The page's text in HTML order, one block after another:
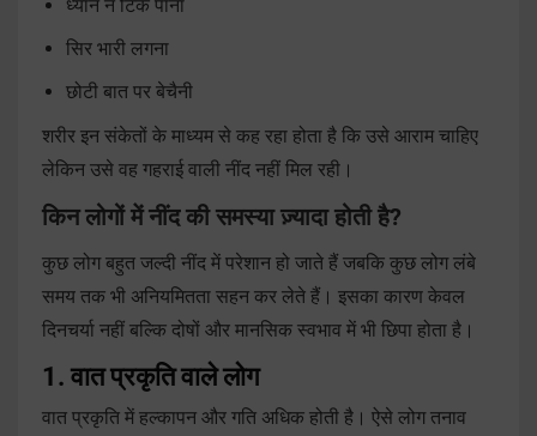
ध्यान न टिक पाना
सिर भारी लगना
छोटी बात पर बेचैनी
शरीर इन संकेतों के माध्यम से कह रहा होता है कि उसे आराम चाहिए
लेकिन उसे वह गहराई वाली नींद नहीं मिल रही।
किन लोगों में नींद की समस्या ज़्यादा होती है?
कुछ लोग बहुत जल्दी नींद में परेशान हो जाते हैं जबकि कुछ लोग लंबे
समय तक भी अनियमितता सहन कर लेते हैं। इसका कारण केवल
दिनचर्या नहीं बल्कि दोषों और मानसिक स्वभाव में भी छिपा होता है।
1. वात प्रकृति वाले लोग
वात प्रकृति में हल्कापन और गति अधिक होती है। ऐसे लोग तनाव